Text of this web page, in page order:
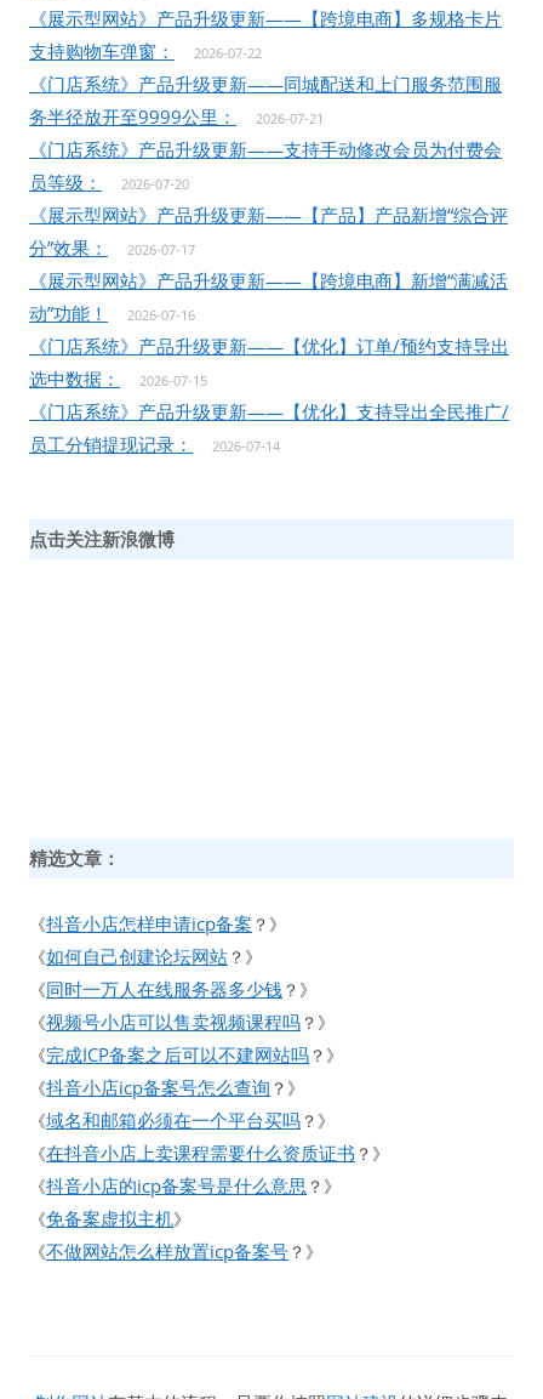
《展示型网站》产品升级更新——【跨境电商】多规格卡片
支持购物车弹窗：
2026-07-22
《门店系统》产品升级更新——同城配送和上门服务范围服
务半径放开至9999公里：
2026-07-21
《门店系统》产品升级更新——支持手动修改会员为付费会
员等级：
2026-07-20
《展示型网站》产品升级更新——【产品】产品新增“综合评
分”效果：
2026-07-17
《展示型网站》产品升级更新——【跨境电商】新增“满减活
动”功能！
2026-07-16
《门店系统》产品升级更新——【优化】订单/预约支持导出
选中数据：
2026-07-15
《门店系统》产品升级更新——【优化】支持导出全民推广/
员工分销提现记录：
2026-07-14
点击关注新浪微博
精选文章：
《抖音小店怎样申请icp备案 ？》
《如何自己创建论坛网站 ？》
《同时一万人在线服务器多少钱 ？》
《视频号小店可以售卖视频课程吗 ？》
《完成ICP备案之后可以不建网站吗 ？》
《抖音小店icp备案号怎么查询 ？》
《域名和邮箱必须在一个平台买吗 ？》
《在抖音小店上卖课程需要什么资质证书 ？》
《抖音小店的icp备案号是什么意思 ？》
《免备案虚拟主机》
《不做网站怎么样放置icp备案号 ？》